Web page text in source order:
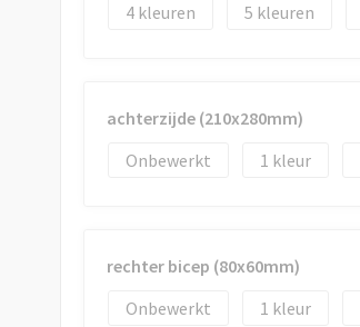
4
5
achterzijde (210x280mm)
Onbewerkt
1
rechter bicep (80x60mm)
Onbewerkt
1